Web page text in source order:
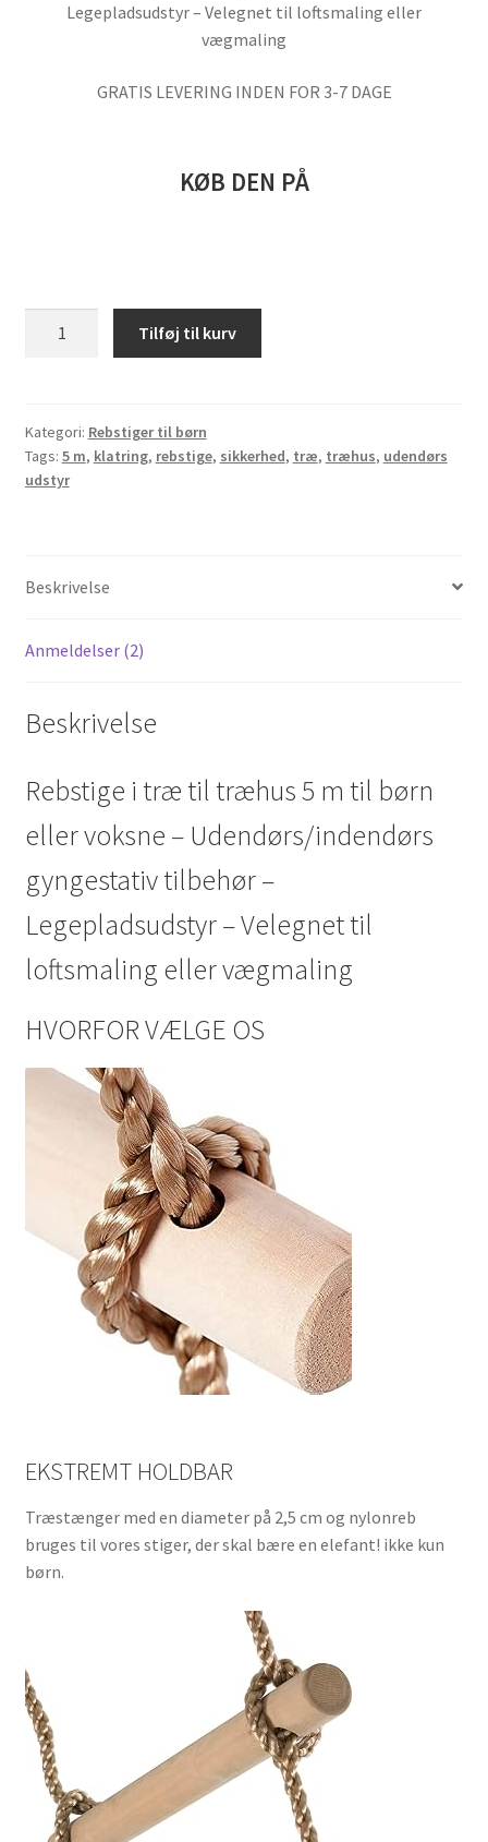
Legepladsudstyr – Velegnet til loftsmaling eller
vægmaling
GRATIS LEVERING INDEN FOR 3-7 DAGE
KØB DEN PÅ
træhus
5
m
Tilføj til kurv
Kategori: Rebstiger til børn
Tags: 5 m, klatring, rebstige, sikkerhed, træ, træhus, udendørs
udstyr
Beskrivelse
Anmeldelser (2)
Beskrivelse
Rebstige i træ til træhus 5 m til børn
eller voksne – Udendørs/indendørs
gyngestativ tilbehør –
Legepladsudstyr – Velegnet til
loftsmaling eller vægmaling
HVORFOR VÆLGE OS
EKSTREMT HOLDBAR
Træstænger med en diameter på 2,5 cm og nylonreb
bruges til vores stiger, der skal bære en elefant! ikke kun
børn.